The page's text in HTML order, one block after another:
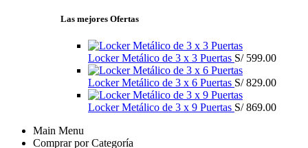
Las mejores Ofertas
Locker Metálico de 3 x 3 Puertas S/599.00
Locker Metálico de 3 x 6 Puertas S/829.00
Locker Metálico de 3 x 9 Puertas S/869.00
Main Menu
Comprar por Categoría